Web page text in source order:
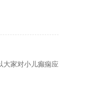
大家对小儿癫痫应